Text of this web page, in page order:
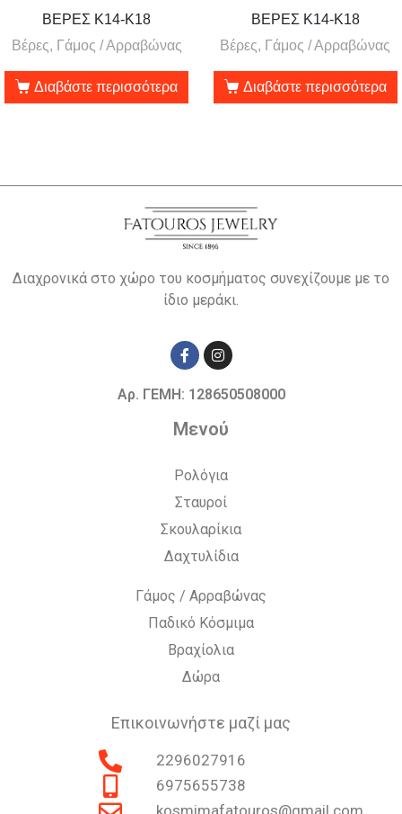
ΒΕΡΕΣ Κ14-Κ18
Βέρες, Γάμος / Αρραβώνας
Διαβάστε περισσότερα
ΒΕΡΕΣ Κ14-Κ18
Βέρες, Γάμος / Αρραβώνας
Διαβάστε περισσότερα
Διαχρονικά στο χώρο του κοσμήματος συνεχίζουμε με το
ίδιο μεράκι.
Αρ. ΓΕΜΗ: 128650508000
Μενού
Ρολόγια
Σταυροί
Σκουλαρίκια
Δαχτυλίδια
Γάμος / Αρραβώνας
Παδικό Κόσμιμα
Βραχίολια
Δώρα
Επικοινωνήστε μαζί μας
2296027916
6975655738